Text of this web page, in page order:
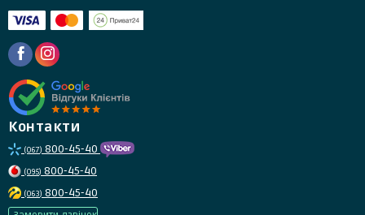
Контакти
(067) 800-45-40
(095) 800-45-40
(063) 800-45-40